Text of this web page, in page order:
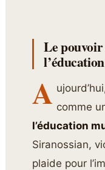
Le pouvoir
A comme
l’éducation
Siranossian,
plaide pour